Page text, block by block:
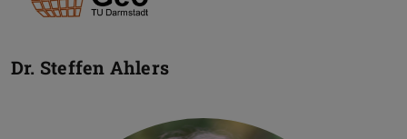
Dr. Steffen Ahlers